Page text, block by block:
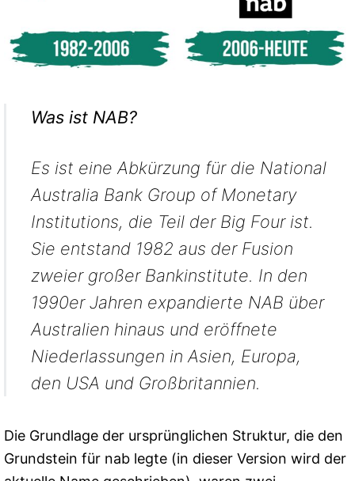
Was ist NAB?
Es ist eine Abkürzung für die National
Australia Bank Group of Monetary
Institutions, die Teil der Big Four ist.
Sie entstand 1982 aus der Fusion
zweier großer Bankinstitute. In den
1990er Jahren expandierte NAB über
Australien hinaus und eröffnete
Niederlassungen in Asien, Europa,
den USA und Großbritannien.
Die Grundlage der ursprünglichen Struktur, die den
Grundstein für nab legte (in dieser Version wird der